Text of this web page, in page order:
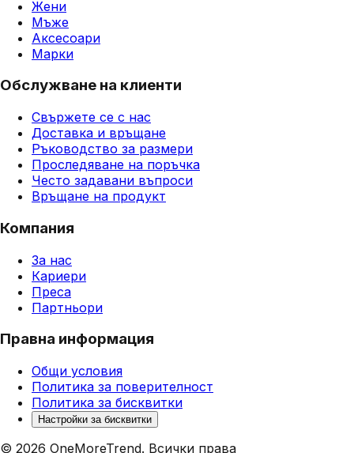
Жени
Мъже
Аксесоари
Марки
Обслужване на клиенти
Свържете се с нас
Доставка и връщане
Ръководство за размери
Проследяване на поръчка
Често задавани въпроси
Връщане на продукт
Компания
За нас
Кариери
Преса
Партньори
Правна информация
Общи условия
Политика за поверителност
Политика за бисквитки
Настройки за бисквитки
© 2026 OneMoreTrend. Всички права